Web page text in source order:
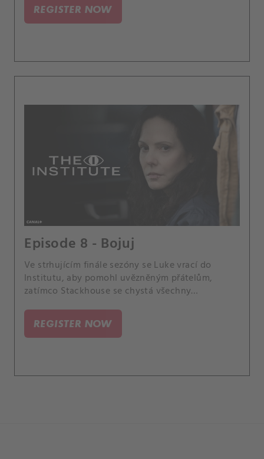
REGISTER NOW
Episode 8 - Bojuj
Ve strhujícím finále sezóny se Luke vrací do
Institutu, aby pomohl uvězněným přátelům,
zatímco Stackhouse se chystá všechny
že dokáže navázat spojení s dětmi v dalších
tajných zařízeních po celém světě.
REGISTER NOW